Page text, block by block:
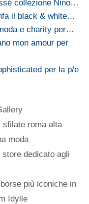
collezione Nino…
il black & white…
e charity per…
mon amour per
per la p/e
sfilate roma alta
moda
dedicato agli
più iconiche in
Idylle